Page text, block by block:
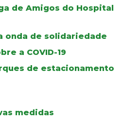
de Amigos do Hospital
onda de solidariedade
a COVID-19
de estacionamento
medidas